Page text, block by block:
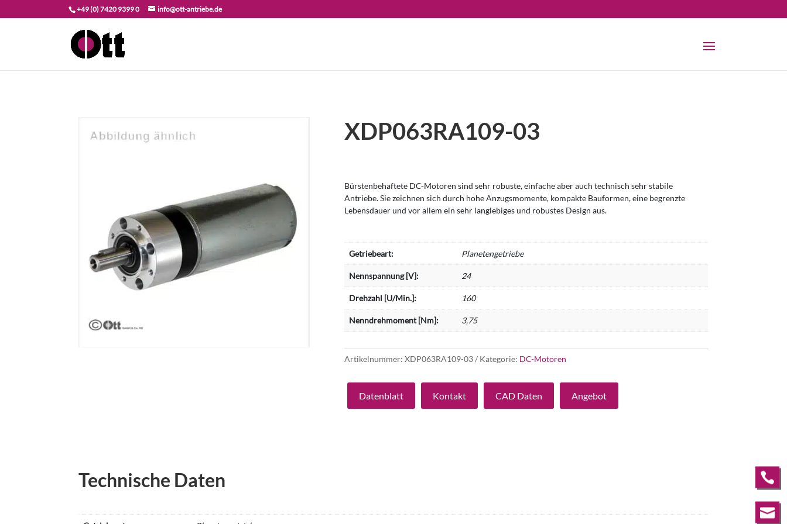
+49 (0) 7420 9399 0 info@ott-antriebe.de
XDP063RA109-03
Bürstenbehaftete DC-Motoren sind sehr robuste, einfache aber auch technisch sehr stabile
Antriebe. Sie zeichnen sich durch hohe Anzugsmomente, kompakte Bauformen, eine begrenzte
Lebensdauer und vor allem ein sehr langlebiges und robustes Design aus.
Getriebeart: Planetengetriebe
Nennspannung [V]: 24
Drehzahl [U/Min.]: 160
Nenndrehmoment [Nm]: 3,75
Artikelnummer:XDP063RA109-03 Kategorie: DC-Motoren
Datenblatt Kontakt CAD Daten Angebot
Technische Daten 
